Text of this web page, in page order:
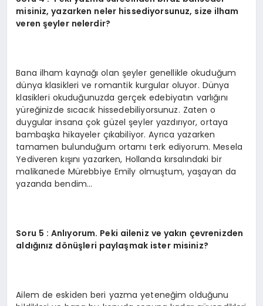
misiniz, yazarken neler hissediyorsunuz, size ilham
veren şeyler nelerdir?
Bana ilham kaynağı olan şeyler genellikle okuduğum
dünya klasikleri ve romantik kurgular oluyor. Dünya
klasikleri okuduğunuzda gerçek edebiyatın varlığını
yüreğinizde sıcacık hissedebiliyorsunuz. Zaten o
duygular insana çok güzel şeyler yazdırıyor, ortaya
bambaşka hikayeler çıkabiliyor. Ayrıca yazarken
tamamen bulunduğum ortamı terk ediyorum. Mesela
Yediveren kışını yazarken, Hollanda kırsalındaki bir
malikanede Mürebbiye Emily olmuştum, yaşayan da
yazanda bendim…
Soru 5 : Anlıyorum. Peki aileniz ve yakın çevrenizden
aldığınız dönüşleri paylaşmak ister misiniz?
Ailem de eskiden beri yazma yeteneğim olduğunu